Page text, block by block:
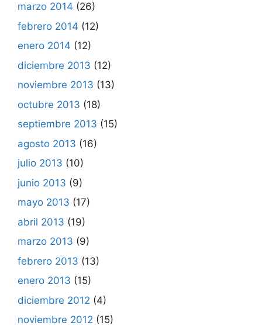
marzo 2014 (26)
febrero 2014 (12)
enero 2014 (12)
diciembre 2013 (12)
noviembre 2013 (13)
octubre 2013 (18)
septiembre 2013 (15)
agosto 2013 (16)
julio 2013 (10)
junio 2013 (9)
mayo 2013 (17)
abril 2013 (19)
marzo 2013 (9)
febrero 2013 (13)
enero 2013 (15)
diciembre 2012 (4)
noviembre 2012 (15)